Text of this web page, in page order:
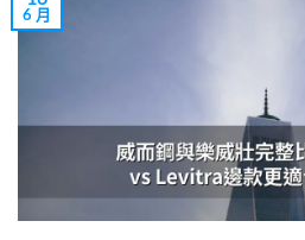
6 月